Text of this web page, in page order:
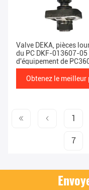
Valve DEKA, pièces
du PC DKF-013607-05
d'équipement de
KOMATSU
Obtenez le meilleur
1
7